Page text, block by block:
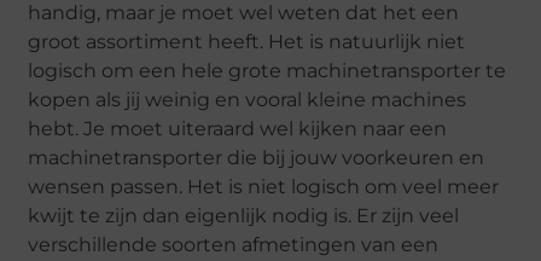
handig, maar je moet wel weten dat het een
groot assortiment heeft. Het is natuurlijk niet
logisch om een hele grote machinetransporter te
kopen als jij weinig en vooral kleine machines
hebt. Je moet uiteraard wel kijken naar een
machinetransporter die bij jouw voorkeuren en
wensen passen. Het is niet logisch om veel meer
kwijt te zijn dan eigenlijk nodig is. Er zijn veel
verschillende soorten afmetingen van een